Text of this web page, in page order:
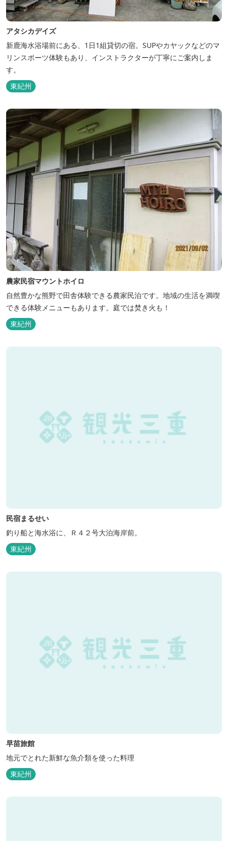
アタシカデイズ
新鹿海水浴場前にある、1日1組貸切の宿。SUPやカヤックなどのマ
リンスポーツ体験もあり、インストラクターが丁寧にご案内しま
す。
東紀州
農家民宿マウントホイロ
自然豊かな熊野で田舎体験できる農家民泊です。地域の生活を満喫
できる体験メニューもあります。庭では焚き火も！
東紀州
民宿まるせい
釣り船と海水浴に、Ｒ４２号大泊海岸前。
東紀州
早苗旅館
地元でとれた新鮮な魚介類を使った料理
東紀州